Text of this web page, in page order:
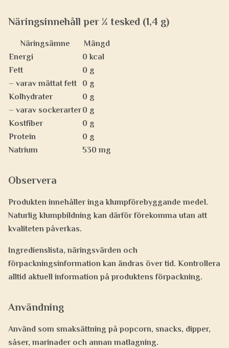
Näringsinnehåll per ¼ tesked (1,4 g)
Näringsämne
Mängd
Energi
0 kcal
Fett
0 g
– varav mättat fett
0 g
Kolhydrater
0 g
– varav sockerarter0 g
Kostfiber
0 g
Protein
0 g
Natrium
530 mg
Observera
Produkten innehåller inga klumpförebyggande medel.
Naturlig klumpbildning kan därför förekomma utan att
kvaliteten påverkas.
Ingredienslista, näringsvärden och
förpackningsinformation kan ändras över tid. Kontrollera
alltid aktuell information på produktens förpackning.
Användning
Använd som smaksättning på popcorn, snacks, dipper,
såser, marinader och annan matlagning.